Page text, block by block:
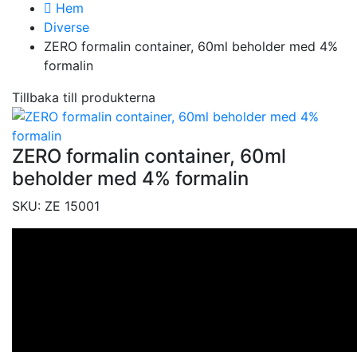
Hem
Diverse
ZERO formalin container, 60ml beholder med 4%
formalin
Tillbaka till produkterna
ZERO formalin container, 60ml
beholder med 4% formalin
SKU: ZE 15001